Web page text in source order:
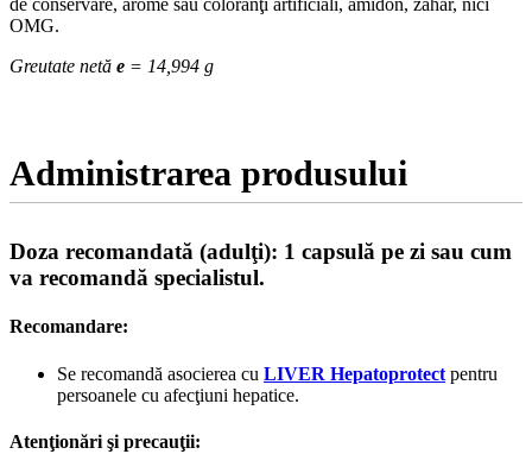
de conservare, arome sau coloranţi artificiali, amidon, zahăr, nici
OMG.
Greutate netă e = 14,994 g
Administrarea produsului
Doza recomandată (adulţi): 1 capsulă pe zi sau cum
va recomandă specialistul.
Recomandare:
Se recomandă asocierea cu LIVER Hepatoprotect pentru
persoanele cu afecţiuni hepatice.
Atenţionări şi precauţii: